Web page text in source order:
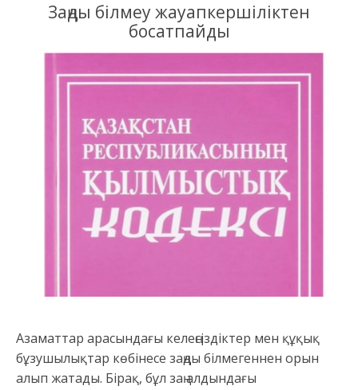
Заңды білмеу жауапкершіліктен
босатпайды
Азаматтар арасындағы келеңсіздіктер мен құқық
бұзушылықтар көбінесе заңды білмегеннен орын
алып жатады. Бірақ, бұл заң алдындағы